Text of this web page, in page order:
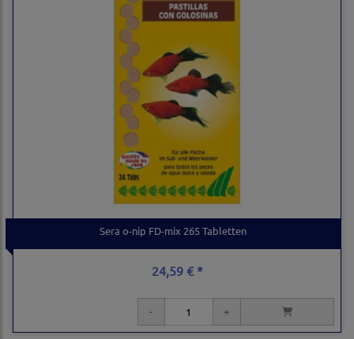
Sera o-nip FD-mix 265 Tabletten
24,59 € *